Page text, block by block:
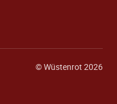
© Wüstenrot 2026